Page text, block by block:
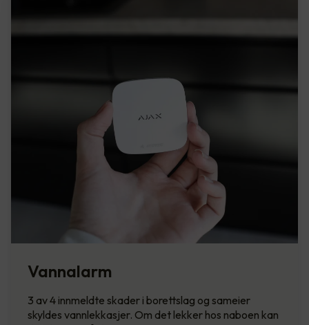
Vannalarm
3 av 4 innmeldte skader i borettslag og sameier
skyldes vannlekkasjer. Om det lekker hos naboen kan